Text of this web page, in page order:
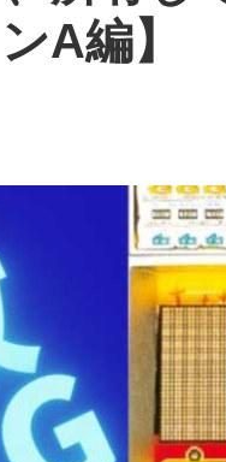
A編】